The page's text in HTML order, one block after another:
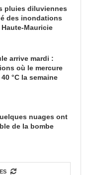
pluies diluviennes
des inondations
Mauricie
arrive mardi :
où le mercure
°C la semaine
nuages ont
de la bombe